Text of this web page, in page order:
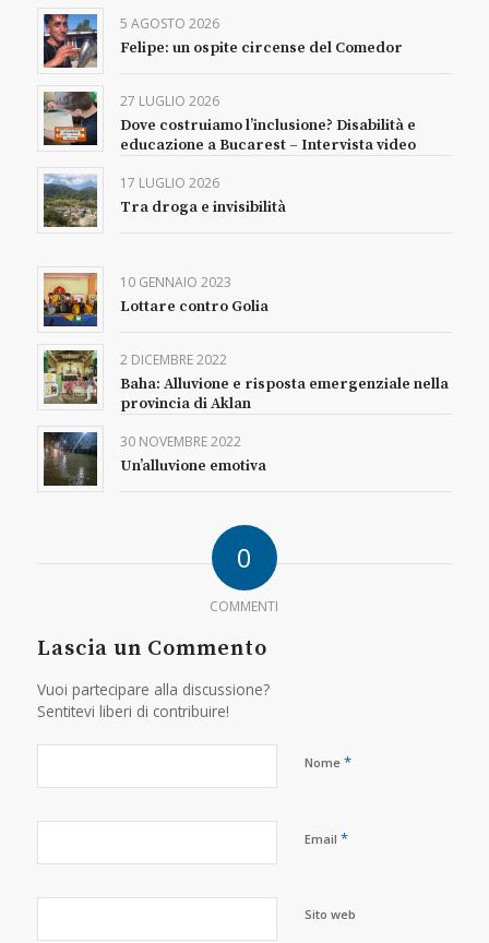
5 AGOSTO 2026
Felipe: un ospite circense del Comedor
27 LUGLIO 2026
Dove costruiamo l’inclusione? Disabilità e
educazione a Bucarest – Intervista video
17 LUGLIO 2026
Tra droga e invisibilità
10 GENNAIO 2023
Lottare contro Golia
2 DICEMBRE 2022
Baha: Alluvione e risposta emergenziale nella
provincia di Aklan
30 NOVEMBRE 2022
Un’alluvione emotiva
0
COMMENTI
Lascia un Commento
Vuoi partecipare alla discussione?
Sentitevi liberi di contribuire!
Nome *
Email *
Sito web